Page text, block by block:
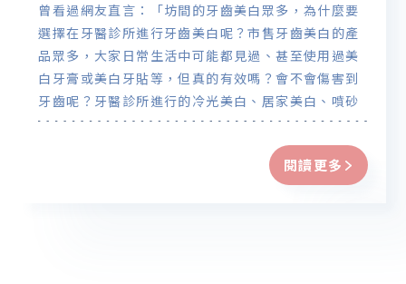
曾看過網友直言：「坊間的牙齒美白眾多，為什麼要
選擇在牙醫診所進行牙齒美白呢？市售牙齒美白的產
品眾多，大家日常生活中可能都見過、甚至使用過美
白牙膏或美白牙貼等，但真的有效嗎？會不會傷害到
牙齒呢？牙醫診所進行的冷光美白、居家美白、噴砂
美白又是什麼呢？牙齒美白後的效果能維持多久呢？
閱讀更多